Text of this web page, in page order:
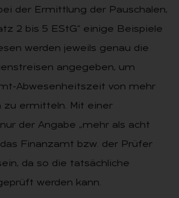
der Ermittlung der Pauschalen,
2 bis 5 EStG“ einige Beispiele
werden jeweils genau die
angegeben, um
Abwesenheitszeit von mehr
zu ermitteln. Mit einer
der Angabe „mehr als acht
Finanzamt bzw. der Prüfer
da so die tatsächliche
werden kann.